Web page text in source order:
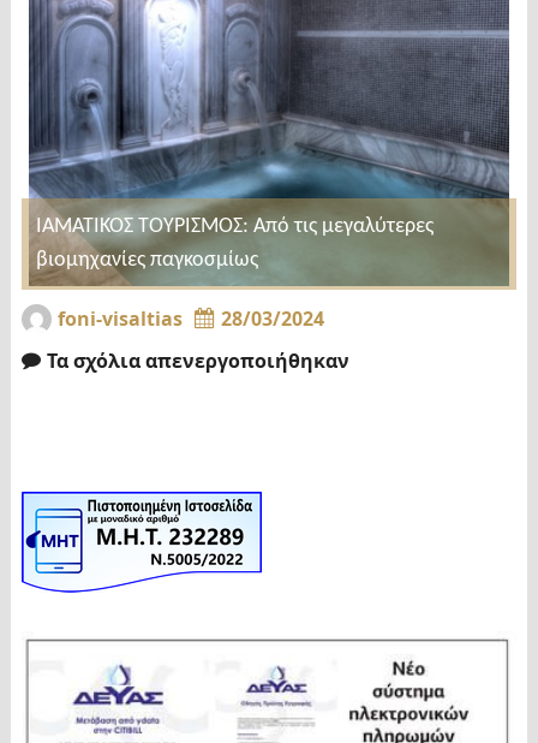
ΙΑΜΑΤΙΚΟΣ ΤΟΥΡΙΣΜΟΣ: Από τις μεγαλύτερες
βιομηχανίες παγκοσμίως
foni-visaltias
28/03/2024
Τα σχόλια απενεργοποιήθηκαν